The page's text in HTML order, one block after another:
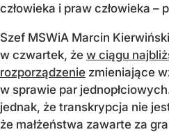
człowieka i praw człowieka –
Szef MSWiA Marcin
w czwartek, że w ciągu
rozporządzenie zmieniające
w sprawie par
jednak, że transkrypcja nie
że małżeństwa zawarte za